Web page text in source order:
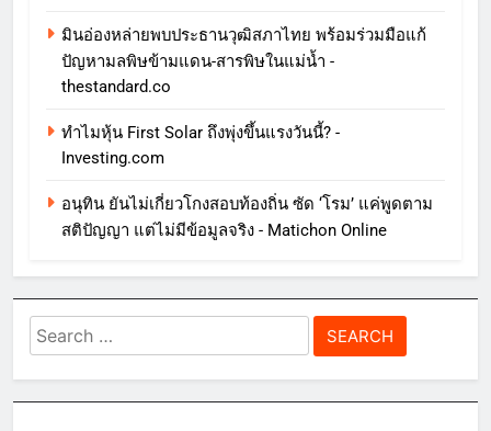
มินอ่องหล่ายพบประธานวุฒิสภาไทย พร้อมร่วมมือแก้
ปัญหามลพิษข้ามแดน-สารพิษในแม่น้ำ -
thestandard.co
ทําไมหุ้น First Solar ถึงพุ่งขึ้นแรงวันนี้? -
Investing.com
อนุทิน ยันไม่เกี่ยวโกงสอบท้องถิ่น ซัด ‘โรม’ แค่พูดตาม
สติปัญญา แต่ไม่มีข้อมูลจริง - Matichon Online
Search
for: